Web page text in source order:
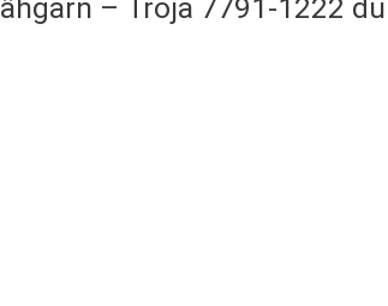
– Troja 7791-1222